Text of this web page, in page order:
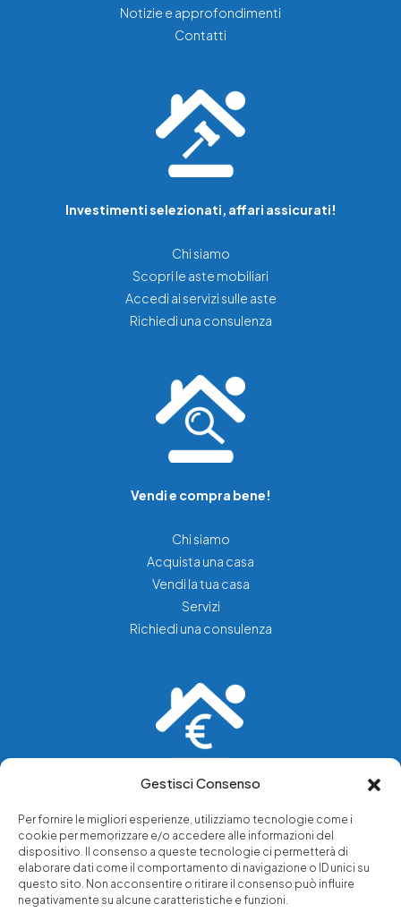
Gestisci Consenso
Per fornire le migliori esperienze, utilizziamo tecnologie come i
cookie per memorizzare e/o accedere alle informazioni del
dispositivo. Il consenso a queste tecnologie ci permetterà di
elaborare dati come il comportamento di navigazione o ID unici su
questo sito. Non acconsentire o ritirare il consenso può influire
negativamente su alcune caratteristiche e funzioni.
Notizie e approfondimenti
Contatti
Investimenti selezionati, affari assicurati!
Chi siamo
Scopri le aste mobiliari
Accedi ai servizi sulle aste
Richiedi una consulenza
Vendi e compra bene!
Chi siamo
Acquista una casa
Vendi la tua casa
Servizi
Richiedi una consulenza
Chi siamo
Servizi di tutela legale
Notizie e approfondimenti